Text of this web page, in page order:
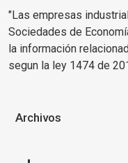
"Las empresas
Sociedades de
la información
segun la ley 1474 de
Archivos